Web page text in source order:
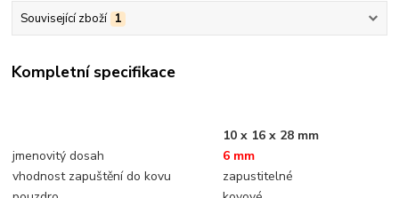
Související zboží 1
Kompletní specifikace
10 x 16 x 28 mm
jmenovitý dosah
6 mm
vhodnost zapuštění do kovu
zapustitelné